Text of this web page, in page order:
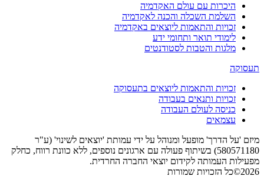
היכרות עם עולם האקדמיה
השלמת השכלה והכנה לאקדמיה
זכויות והתאמות ליוצאים באקדמיה
לימודי תואר ותחומי ידע
מלגות והטבות לסטודנטים
תעסוקה
זכויות והתאמות ליוצאים בתעסוקה
זכויות ותנאים בעבודה
כניסה לעולם העבודה
עצמאים
מיזם 'על הדרך' מופעל ומנוהל על ידי עמותת 'יוצאים לשינוי' (ע"ר
580571180) בשיתוף פעולה עם ארגונים נוספים, ללא כוונת רווח, כחלק
מפעילות העמותה לקידום יוצאי החברה החרדית.
2026©כל הזכויות שמורות